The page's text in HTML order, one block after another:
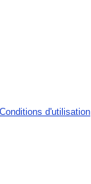
Conditions d'utilisation